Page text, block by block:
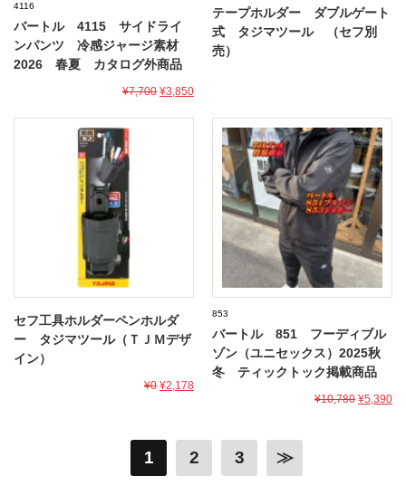
4116
バートル 4115 サイドライ
ンパンツ 冷感ジャージ素材
2026 春夏 カタログ外商品
¥7,700 ¥3,850
テープホルダー ダブルゲート
式 タジマツール （セフ別
売）
セフ工具ホルダーペンホルダ
ー タジマツール（ＴＪＭデザ
イン）
¥0 ¥2,178
853
バートル 851 フーディブル
ゾン（ユニセックス）2025秋
冬 ティックトック掲載商品
¥10,780 ¥5,390
1 2 3 ≫